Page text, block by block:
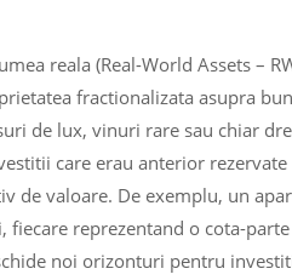
reala (Real-World Assets –
fractionalizata asupra
de lux, vinuri rare sau chiar
care erau anterior
de valoare. De exemplu, un
fiecare reprezentand o cota-
noi orizonturi pentru